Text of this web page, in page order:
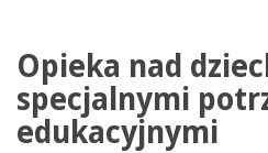
Opieka nad
specjalnymi
edukacyjnymi